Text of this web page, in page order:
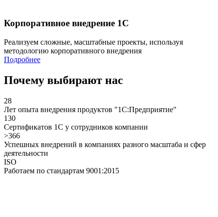
Корпоративное внедрение 1С
Реализуем сложные, масштабные проекты, используя
методологию корпоративного внедрения
Подробнее
Почему выбирают нас
28
Лет опыта внедрения продуктов "1С:Предприятие"
130
Сертификатов 1С у сотрудников компании
>366
Успешных внедрений в компаниях разного масштаба и сфер
деятельности
ISO
Работаем по стандартам 9001:2015